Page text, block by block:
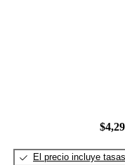
El precio incluye tasas